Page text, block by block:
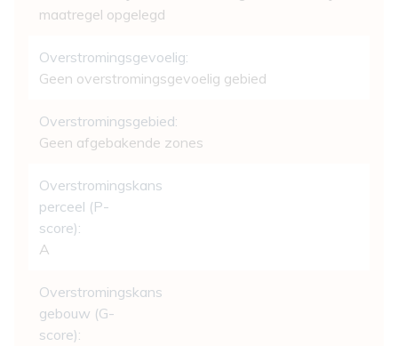
maatregel opgelegd
Overstromingsgevoelig:
Geen overstromingsgevoelig gebied
Overstromingsgebied:
Geen afgebakende zones
Overstromingskans
perceel (P-
score):
A
Overstromingskans
gebouw (G-
score):